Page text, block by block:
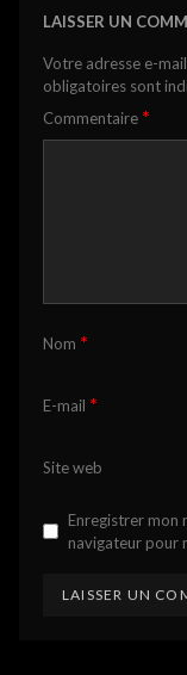
LAISSER UN
Votre adresse e-
obligatoires sont
Commentaire *
Nom *
E-mail *
Site web
Enregistrer mon
navigateur pour